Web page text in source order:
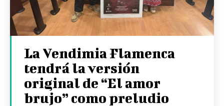
La Vendimia Flamenca
tendrá la versión
original de “El amor
brujo” como preludio